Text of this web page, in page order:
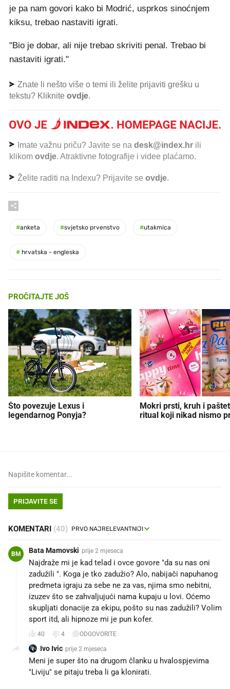
je pa nam govori kako bi Modrić, usprkos sinoćnjem
kiksu, trebao nastaviti igrati.
"Bio je dobar, ali nije trebao skriviti penal. Trebao bi
nastaviti igrati."
Znate li nešto više o temi ili želite prijaviti grešku u
tekstu? Kliknite ovdje.
Imate važnu priču? Javite se na desk@index.hr ili
klikom ovdje. Atraktivne fotografije i videe plaćamo.
Želite raditi na Indexu? Prijavite se ovdje.
#anketa #svjetsko prvenstvo #utakmica
# hrvatska - engleska
PROČITAJTE JOŠ
Što povezuje Lexus i
legendarnog Ponyja?
Mokri prsti, kruh i
ritual koji nikad nismo
PRIJAVITE SE
KOMENTARI (40)
BM Bata Mamovski prije 2 mjeseca
Najdraže mi je kad telad i ovce govore "da su nas oni
zadužili ". Koga je tko zadužio? Alo, nabijači napuhanog
predmeta igraju za sebe ne za vas, njima smo nebitni,
izuzev što se zahvaljujući nama kupaju u lovi. Oćemo
skupljati donacije za ekipu, pošto su nas zadužili? Volim
sport itd, ali hipnoze mi je pun kofer.
40 4 ODGOVORITE
Ivo Ivic prije 2 mjeseca
Meni je super što na drugom članku u hvalospjevima
"Liviju" se pitaju treba li ga klonirati.